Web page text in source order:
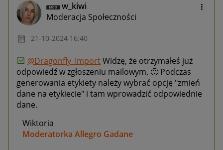
w_kiwi
Moderacja Społeczności
‎21-10-2024 16:40
@Dragonfly_ImportWidzę, że otrzymałeś już
odpowiedź w zgłoszeniu mailowym. 🙂 Podczas
generowania etykiety należy wybrać opcję "zmień
dane na etykiecie" i tam wprowadzić odpowiednie
dane.
Wiktoria
Moderatorka Allegro Gadane